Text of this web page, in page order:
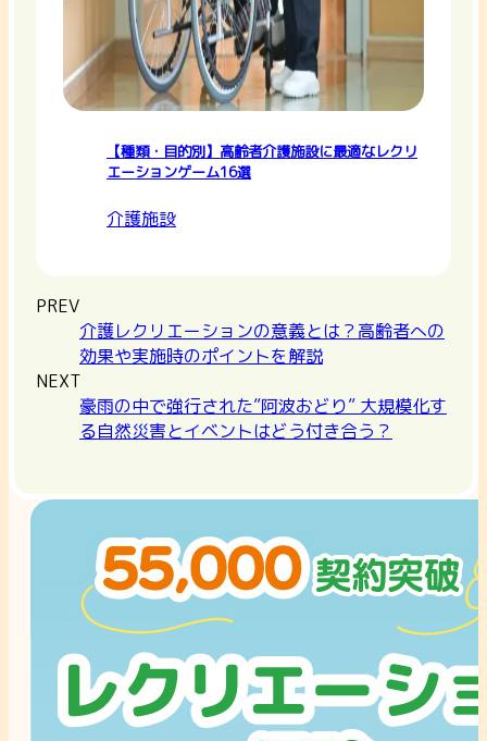
【種類・目的別】高齢者介護施設に最適なレクリ
エーションゲーム16選
介護施設
PREV
介護レクリエーションの意義とは？高齢者への
効果や実施時のポイントを解説
NEXT
豪雨の中で強行された”阿波おどり” 大規模化す
る自然災害とイベントはどう付き合う？